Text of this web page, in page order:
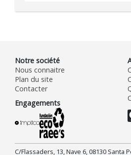
Notre société
Nous connaitre
Plan du site
Contacter
Engagements
C/Flassaders, 13, Nave 6, 08130